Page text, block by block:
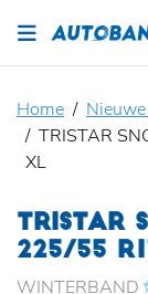
Home
TRISTAR
XL
TRISTAR
225/55
WINTERBAND